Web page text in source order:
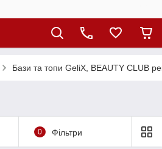
Бази та топи GeliX, BEAUTY CLUB
0 Фільтри